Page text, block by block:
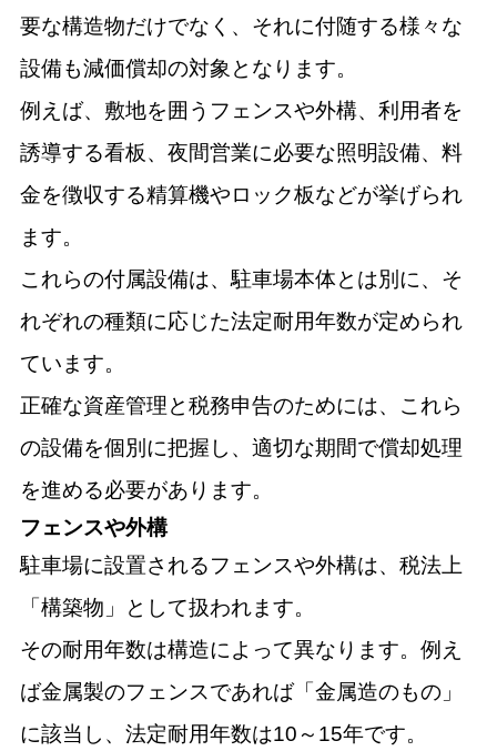
要な構造物だけでなく、それに付随する様々な
設備も減価償却の対象となります。
例えば、敷地を囲うフェンスや外構、利用者を
誘導する看板、夜間営業に必要な照明設備、料
金を徴収する精算機やロック板などが挙げられ
ます。
これらの付属設備は、駐車場本体とは別に、そ
れぞれの種類に応じた法定耐用年数が定められ
ています。
正確な資産管理と税務申告のためには、これら
の設備を個別に把握し、適切な期間で償却処理
を進める必要があります。
フェンスや外構
駐車場に設置されるフェンスや外構は、税法上
「構築物」として扱われます。
その耐用年数は構造によって異なります。例え
ば金属製のフェンスであれば「金属造のもの」
に該当し、法定耐用年数は10～15年です。